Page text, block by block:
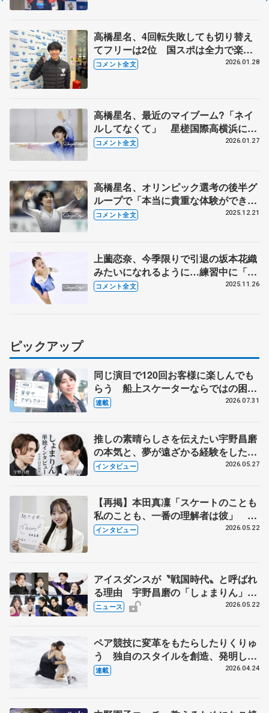
高橋星名、4回転失敗しても切り替え
てフリーは2位 国スポは全力で楽し
みたい【全国高校スケート選手権男子
コメント全文 2026.01.28
高橋星名、最近のマイブーム?「ネイ
ルしてなくて」 星槎国際高横浜に進
学した理由って憧れの....【全国高校ス
コメント全文 2026.01.27
高橋星名、オリンピック選考の後半グ
ループで「本当に貴重な体験ができた
かな」【全日本フィギュア男子フリ
コメント全文 2025.12.21
上薗恋奈、今季限りで引退の坂本花織
みたいになれるように…練習中に「め
っちゃ見たい」 【全日本ジュニア選
コメント全文 2025.11.26
ピックアップ
同じ演目で120回お客様に楽しんでも
らう 船上スケーターならではの困難
とは 影響あったPIW前キャプテン松
連載 2026.07.31
推しの素晴らしさを伝えたい宇野昌磨
の本気と、夢が遠ざかる経験をした本
田真凜の覚悟
インタビュー 2026.05.27
【再掲】本田真凜「スケートのことも
私のことも、一番の理解者は彼」 引
退時の単独インタビューで語った競技
インタビュー 2026.05.22
アイスダンスが〝戦国時代〟と呼ばれ
る理由 宇野昌磨の「しょまりん」ら
実力者が相次いで参戦 国内の競争激
ニュース 2026.05.22
ペア競技に変革をもたらしたりくりゅ
う 独自のスタイルを創造、発明した
【引退発表後②】
連載 2026.04.24